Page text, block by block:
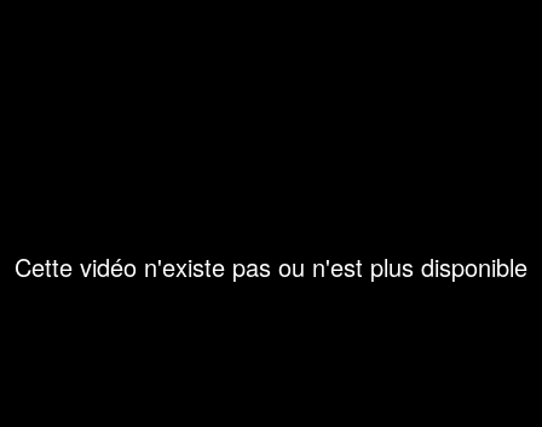
Cette vidéo n'existe pas ou n'est plus disponible